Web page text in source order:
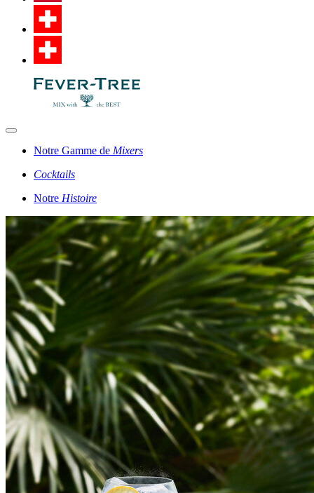
Notre Gamme de Mixers
Cocktails
Notre Histoire